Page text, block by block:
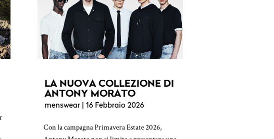
LA NUOVA COLLEZIONE DI
ANTONY MORATO
menswear | 16 Febbraio 2026
Con la campagna Primavera Estate 2026,